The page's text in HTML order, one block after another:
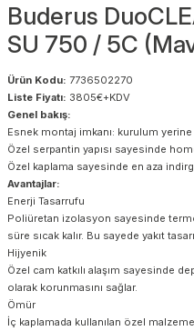
Buderus
SU 750 / 5C
Ürün Kodu: 7736502270
Liste Fiyatı: 3805€+KDV
Genel bakış:
Esnek montaj imkanı: kurulum
Özel serpantin yapısı sayesinde
Özel kaplama sayesinde en aza
Avantajlar:
Enerji Tasarrufu
Poliüretan izolasyon sayesinde
süre sıcak kalır. Bu sayede yakıt
Hijyenik
Özel cam katkılı alaşım sayesinde
olarak korunmasını sağlar.
Ömür
İç kaplamada kullanılan özel